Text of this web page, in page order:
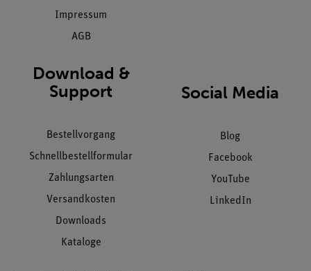
Impressum
AGB
Download &
Support
Bestellvorgang
Schnellbestellformular
Zahlungsarten
Versandkosten
Downloads
Kataloge
Social Media
Blog
Facebook
YouTube
LinkedIn